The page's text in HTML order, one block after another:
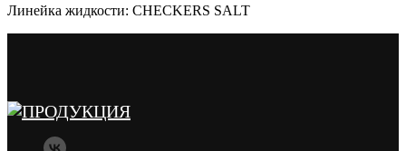
Линейка жидкости: CHECKERS SALT